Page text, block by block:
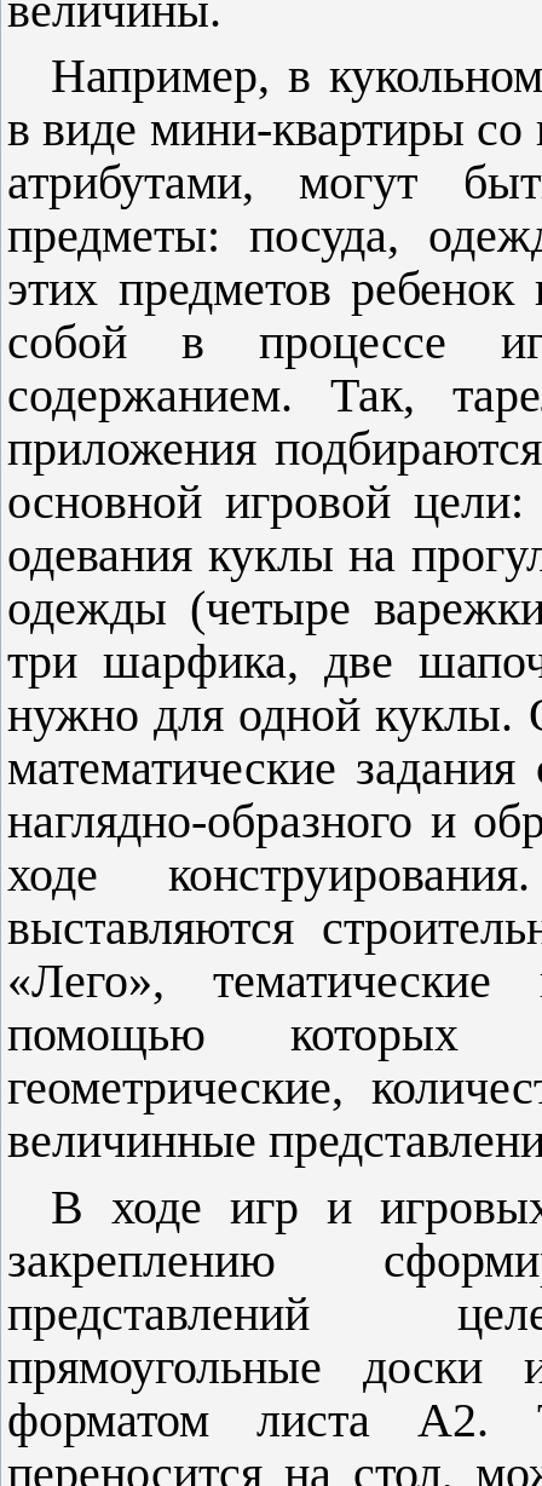
Например, в
в виде мини-квартиры
атрибутами, могут
предметы: посуда,
этих предметов
собой в процессе
содержанием. Так,
приложения
основной игровой
одевания куклы на
одежды (четыре
три шарфика, две
нужно для одной куклы.
математические
наглядно-образного и
ходе
выставляются
«Лего»,
помощью которых
геометрические,
величинные
В ходе игр и
закреплению
представлений
прямоугольные
форматом листа А2.
переносится на стол,